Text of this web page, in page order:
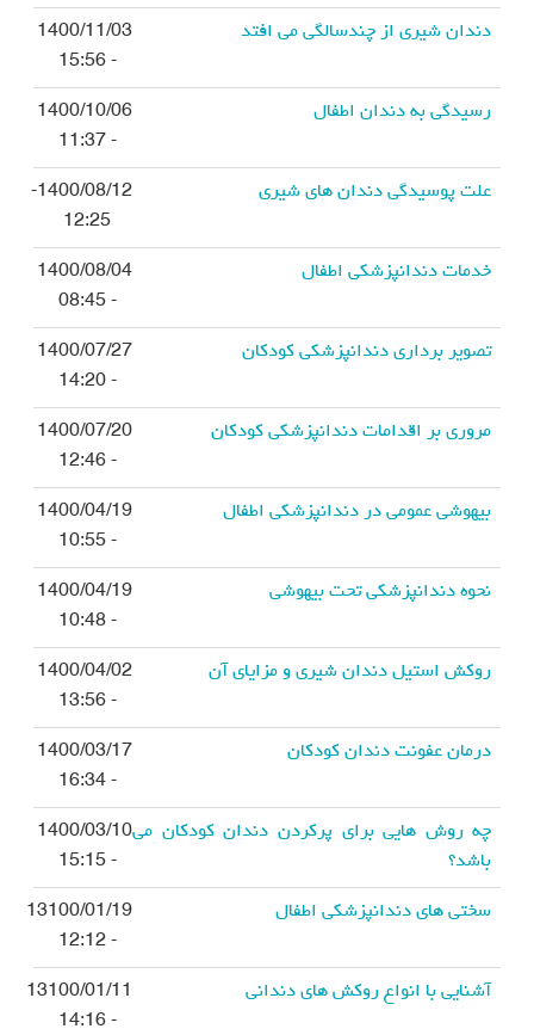
دندان شیری از چندسالگی می افتد
1400/11/03
- 15:56
رسیدگی به دندان اطفال
1400/10/06
- 11:37
علت پوسیدگی دندان های شیری
1400/08/12-
12:25
خدمات دندانپزشکی اطفال
1400/08/04
- 08:45
تصویر برداری دندانپزشکی کودکان
1400/07/27
- 14:20
مروری بر اقدامات دندانپزشکی کودکان
1400/07/20
- 12:46
بیهوشی عمومی در دندانپزشکی اطفال
1400/04/19
- 10:55
نحوه دندانپزشکی تحت بیهوشی
1400/04/19
- 10:48
روکش استیل دندان شیری و مزایای آن
1400/04/02
- 13:56
درمان عفونت دندان کودکان
1400/03/17
- 16:34
چه روش هایی برای پرکردن دندان کودکان می
باشد؟
1400/03/10
- 15:15
سختی های دندانپزشکی اطفال
13100/01/19
- 12:12
آشنایی با انواع روکش های دندانی
13100/01/11
- 14:16